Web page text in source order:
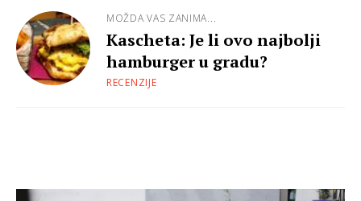
MOŽDA VAS ZANIMA...
Kascheta: Je li ovo najbolji
hamburger u gradu?
RECENZIJE